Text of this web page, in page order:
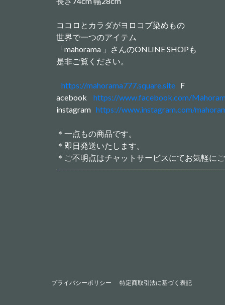
ココロとカラダがヨロコブ染めもの
世界で一つのアイテム
「mahorama 」さんのONLINE SHOPも
是非ご覧ください。
https://mahorama777.square.site F
acebook https://www.facebook.com/
instagram https://www.instagram.com/
＊一点もの商品です。
＊即日発送いたします。
＊ご不明点はチャットサービスにてお気軽に
プライバシーポリシー 特定商取引法に基づく表記